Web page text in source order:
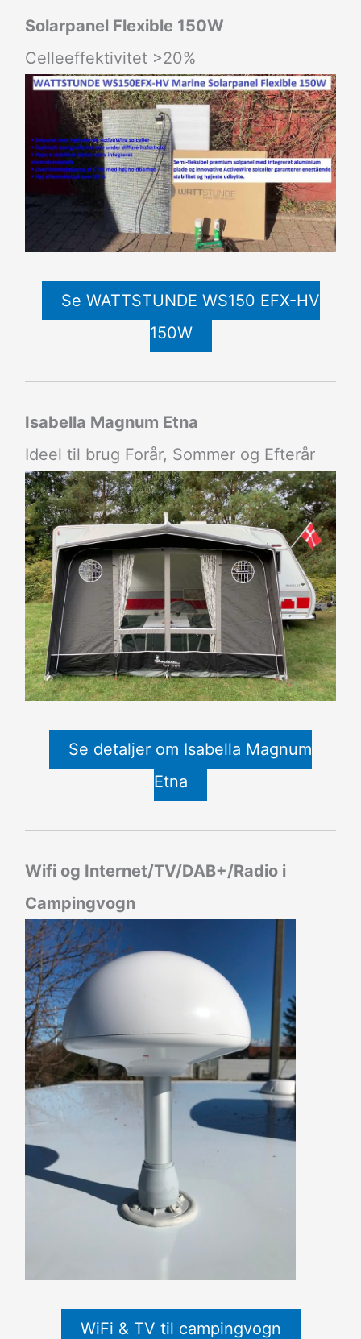
Solarpanel Flexible 150W
Celleeffektivitet >20%
Se WATTSTUNDE WS150 EFX-HV
150W
Isabella Magnum Etna
Ideel til brug Forår, Sommer og Efterår
Se detaljer om Isabella Magnum
Etna
Wifi og Internet/TV/DAB+/Radio i
Campingvogn
WiFi & TV til campingvogn